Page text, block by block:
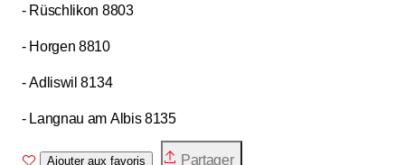
- Rüschlikon 8803
- Horgen 8810
- Adliswil 8134
- Langnau am Albis 8135
Ajouter aux favoris Partager